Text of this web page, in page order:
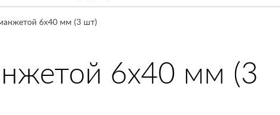
6х40 мм (3 шт)
6х40 мм (3